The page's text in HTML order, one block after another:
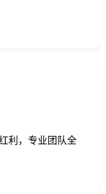
利，专业团队全